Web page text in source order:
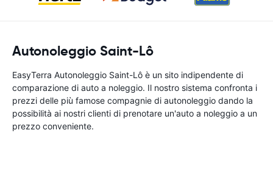
Autonoleggio Saint-Lô
EasyTerra Autonoleggio Saint-Lô è un sito indipendente di
comparazione di auto a noleggio. Il nostro sistema confronta i
prezzi delle più famose compagnie di autonoleggio dando la
possibilità ai nostri clienti di prenotare un'auto a noleggio a un
prezzo conveniente.